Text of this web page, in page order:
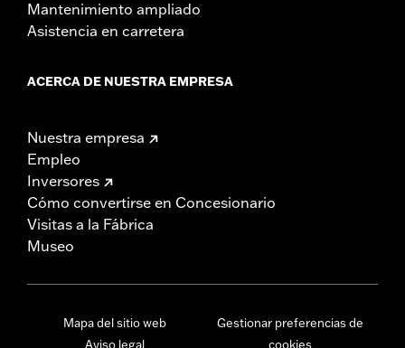
Mantenimiento ampliado
Asistencia en carretera
ACERCA DE NUESTRA EMPRESA
Nuestra empresa
Empleo
Inversores
Cómo convertirse en Concesionario
Visitas a la Fábrica
Museo
Mapa del sitio web
Aviso legal
Gestionar preferencias de
cookies